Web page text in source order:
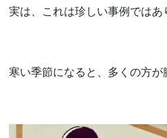
実は、これは珍しい事例ではあ
寒い季節になると、多くの方が